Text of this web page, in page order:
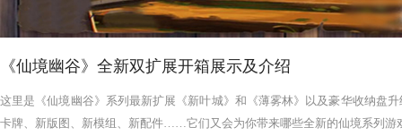
《仙境幽谷》全新双扩展开箱展示及介绍
这里是《仙境幽谷》系列最新扩展《新叶城》和《薄雾林》以及豪华收纳盘
卡牌、新版图、新模组、新配件……它们又会为你带来哪些全新的仙境系列游